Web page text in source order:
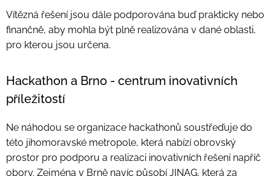
Vítězná řešení jsou dále podporována buď prakticky nebo
finančně, aby mohla být plně realizována v dané oblasti,
pro kterou jsou určena.
Hackathon a Brno - centrum inovativních
příležitostí
Ne náhodou se organizace hackathonů soustřeďuje do
této jihomoravské metropole, která nabízí obrovský
prostor pro podporu a realizaci inovativních řešení napříč
obory. Zejména v Brně navíc působí JINAG, která za